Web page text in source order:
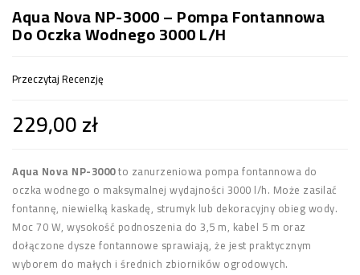
Aqua Nova NP-3000 – Pompa Fontannowa
Do Oczka Wodnego 3000 L/h
Przeczytaj Recenzję
229,00 zł
Aqua Nova NP-3000to zanurzeniowa pompa fontannowa do
oczka wodnego o maksymalnej wydajności 3000 l/h. Może zasilać
fontannę, niewielką kaskadę, strumyk lub dekoracyjny obieg wody.
Moc 70 W, wysokość podnoszenia do 3,5 m, kabel 5 m oraz
dołączone dysze fontannowe sprawiają, że jest praktycznym
wyborem do małych i średnich zbiorników ogrodowych.